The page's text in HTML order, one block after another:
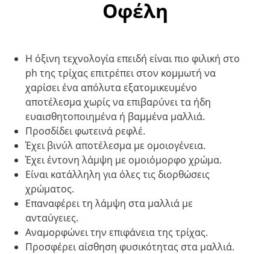
Οφέλη
H όξινη τεχνολογία επειδή είναι πιο φιλική στο
ph της τρίχας επιτρέπει στον κομμωτή να
χαρίσει ένα απόλυτα εξατομικευμένο
αποτέλεσμα χωρίς να επιβαρύνει τα ήδη
ευαισθητοποιημένα ή βαμμένα μαλλιά.
Προσδίδει φωτεινά ρεφλέ.
Έχει βινύλ αποτέλεσμα με ομοιογένεια.
Έχει έντονη λάμψη με ομοιόμορφο χρώμα.
Είναι κατάλληλη για όλες τις διορθώσεις
χρώματος.
Επαναφέρει τη λάμψη στα μαλλιά με
ανταύγειες.
Αναμορφώνει την επιφάνεια της τρίχας.
Προσφέρει αίσθηση φυσικότητας στα μαλλιά.